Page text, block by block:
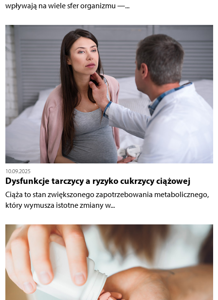
wpływają na wiele sfer organizmu —...
10.09.2025
Dysfunkcje tarczycy a ryzyko cukrzycy ciążowej
Ciąża to stan zwiększonego zapotrzebowania metabolicznego,
który wymusza istotne zmiany w...